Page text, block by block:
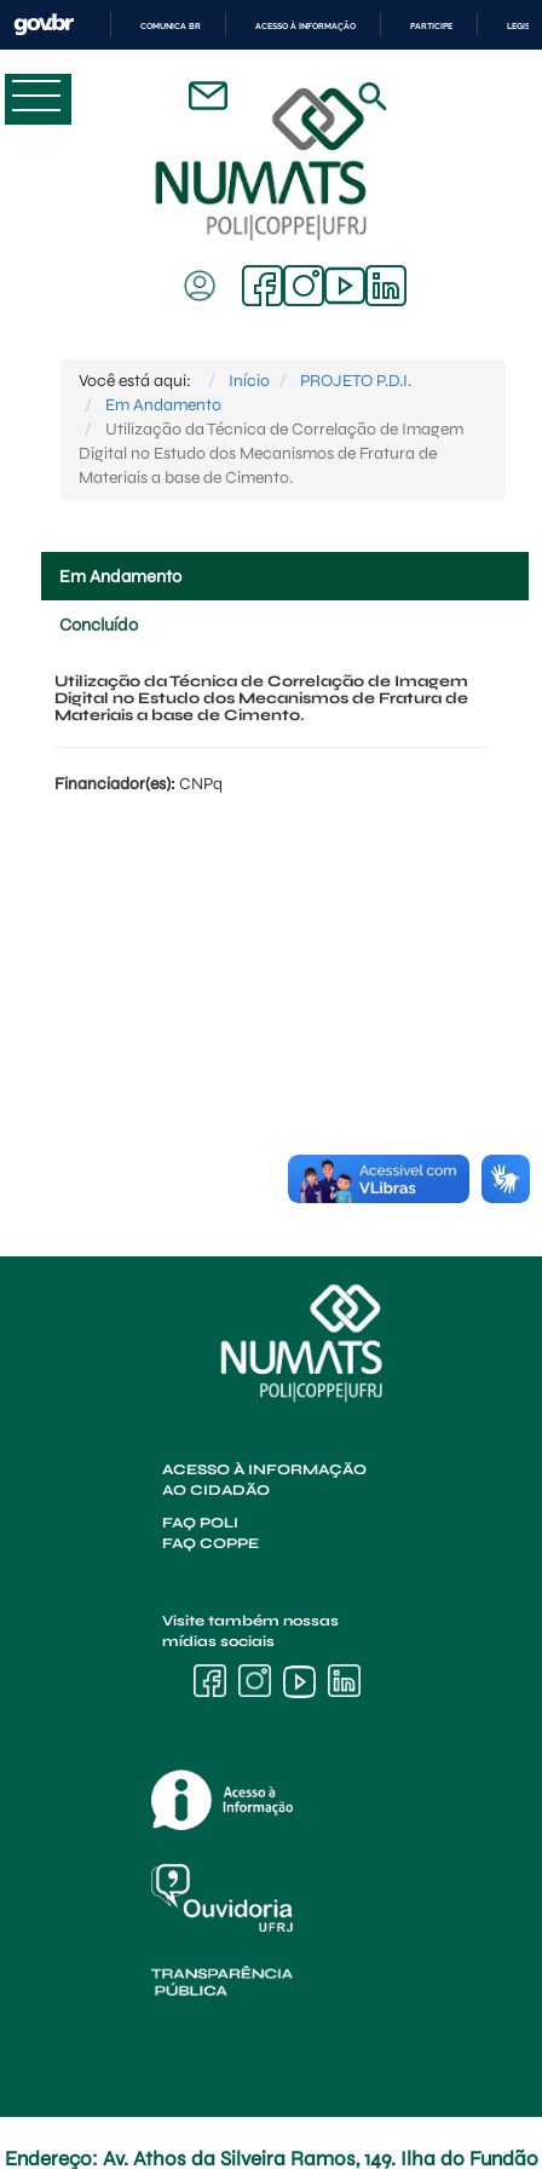
CONTEÚDO
COMUNICA BR ACESSO À INFORMAÇÃO PARTICIPE
Você está aqui: Início
PROJETO P.D.I.
Em Andamento
Utilização da Técnica de Correlação de Imagem
Digital no Estudo dos Mecanismos de Fratura de
Materiais a base de Cimento.
Em Andamento
Concluído
Utilização da Técnica de Correlação de Imagem
Digital no Estudo dos Mecanismos de Fratura de
Materiais a base de Cimento.
Financiador(es): CNPq
ACESSO À INFORMAÇÃO
AO CIDADÃO
FAQ POLI
FAQ COPPE
Visite também nossas
mídias sociais
Endereço: Av. Athos da Silveira Ramos, 149. Ilha do Fundão